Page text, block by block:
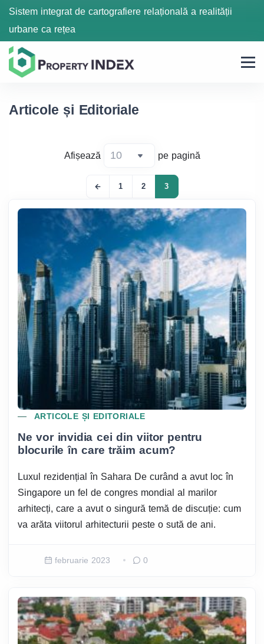
Sistem integrat de cartografiere relațională a realității
urbane ca rețea
Articole și Editoriale
Afișează pe pagină
1 2 3
ARTICOLE ȘI EDITORIALE
Ne vor invidia cei din viitor pentru
blocurile în care trăim acum?
Luxul rezidențial în Sahara De curând a avut loc în
Singapore un fel de congres mondial al marilor
arhitecți, care a avut o singură temă de discuție: cum
va arăta viitorul arhitecturii peste o sută de ani.
februarie 2023 0